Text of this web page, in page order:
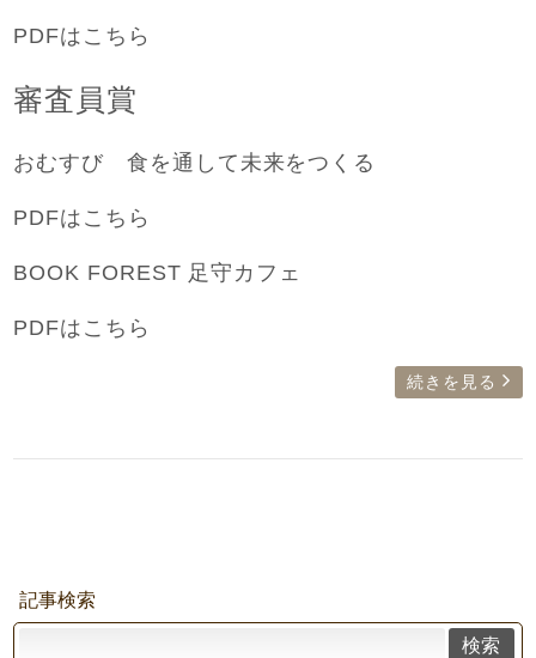
PDFはこちら
審査員賞
おむすび 食を通して未来をつくる
PDFはこちら
BOOK FOREST 足守カフェ
PDFはこちら
続きを見る
記事検索
検索